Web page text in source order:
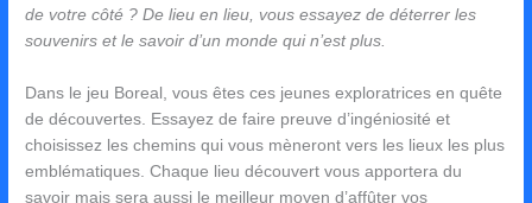
de votre côté ? De lieu en lieu, vous essayez de déterrer les
souvenirs et le savoir d’un monde qui n’est plus.
Dans le jeu Boreal , vous êtes ces jeunes exploratrices en quête
de découvertes. Essayez de faire preuve d’ingéniosité et
choisissez les chemins qui vous mèneront vers les lieux les plus
emblématiques. Chaque lieu découvert vous apportera du
savoir mais sera aussi le meilleur moyen d’affûter vos